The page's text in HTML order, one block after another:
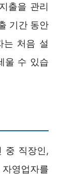
출을 관리
기간 동안
는 처음 설
울 수 있습
중 직장인,
영업자를